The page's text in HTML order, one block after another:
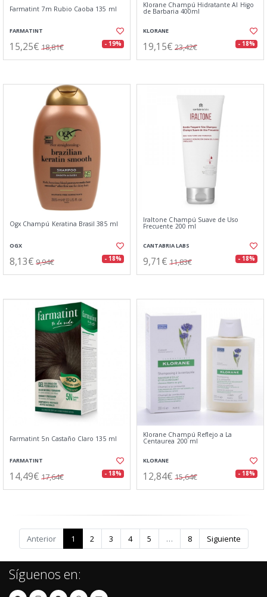
Farmatint 7m Rubio Caoba 135 ml
FARMATINT
15,25€ 18,81€ - 19%
Klorane Champú Hidratante Al Higo
de Barbaria 400ml
KLORANE
19,15€ 23,42€ - 18%
Ogx Champú Keratina Brasil 385 ml
OGX
8,13€ 9,94€ - 18%
Iraltone Champú Suave de Uso
Frecuente 200 ml
CANTABRIA LABS
9,71€ 11,83€ - 18%
Farmatint 5n Castaño Claro 135 ml
FARMATINT
14,49€ 17,64€ - 18%
Klorane Champú Reflejo a La
Centaurea 200 ml
KLORANE
12,84€ 15,64€ - 18%
Anterior 1 2 3 4 5 … 8 Siguiente
Síguenos en: